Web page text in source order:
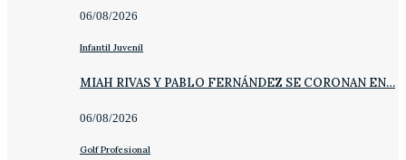
06/08/2026
Infantil Juvenil
MIAH RIVAS Y PABLO FERNÁNDEZ SE CORONAN EN…
06/08/2026
Golf Profesional